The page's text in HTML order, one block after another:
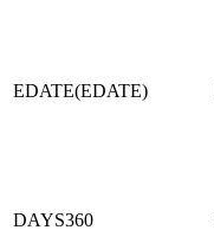
EDATE(EDATE)
DAYS360